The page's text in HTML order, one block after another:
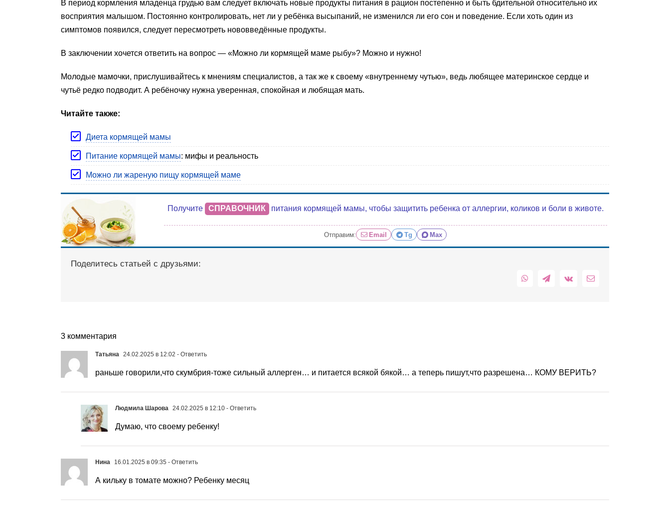
В период кормления младенца грудью вам следует включать новые продукты питания в рацион постепенно и быть бдительной относительно их
восприятия малышом. Постоянно контролировать, нет ли у ребёнка высыпаний, не изменился ли его сон и поведение. Если хоть один из
симптомов появился, следует пересмотреть нововведённые продукты.
В заключении хочется ответить на вопрос — «Можно ли кормящей маме рыбу»? Можно и нужно!
Молодые мамочки, прислушивайтесь к мнениям специалистов, а так же к своему «внутреннему чутью», ведь любящее материнское сердце и
чутьё редко подводит. А ребёночку нужна уверенная, спокойная и любящая мать.
Читайте также:
Диета кормящей мамы
Питание кормящей мамы: мифы и реальность
Можно ли жареную пищу кормящей маме
Получите СПРАВОЧНИК питания кормящей мамы, чтобы защитить ребенка от аллергии, коликов и боли в животе.
Отправим: Email Tg Max
Поделитесь статьей с друзьями:
WhatsAppTelegram
Vk Email
3 комментария
Татьяна 24.02.2025 в 12:02 - Ответить
раньше говорили,что скумбрия-тоже сильный аллерген… и питается всякой бякой… а теперь пишут,что разрешена… КОМУ ВЕРИТЬ?
Людмила Шарова 24.02.2025 в 12:10 - Ответить
Думаю, что своему ребенку!
Нина 16.01.2025 в 09:35 - Ответить
А кильку в томате можно? Ребенку месяц